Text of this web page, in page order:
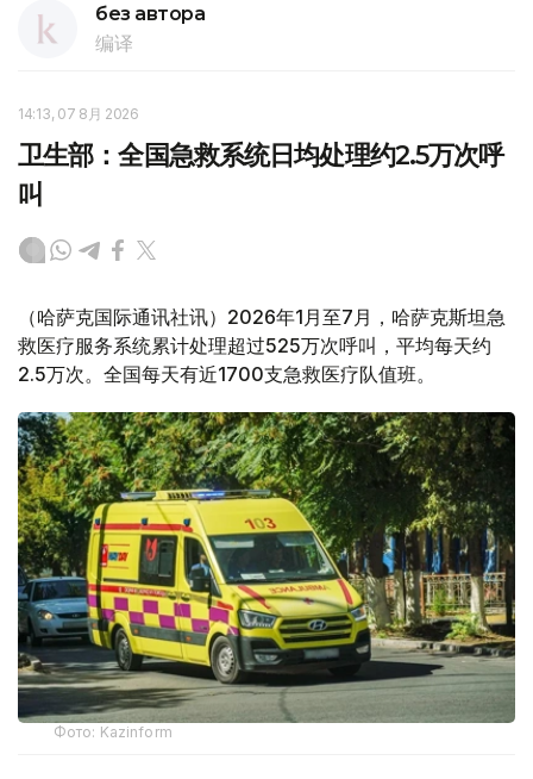
без автора
编译
14:13, 07 8月 2026
卫生部：全国急救系统日均处理约2.5万次呼
叫
（哈萨克国际通讯社讯）2026年1月至7月，哈萨克斯坦急
救医疗服务系统累计处理超过525万次呼叫，平均每天约
2.5万次。全国每天有近1700支急救医疗队值班。
Фото: Kazinform